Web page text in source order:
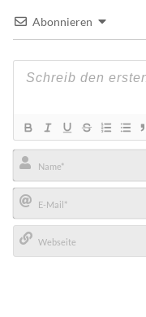
Abonnieren
Name*
E-
Mail*